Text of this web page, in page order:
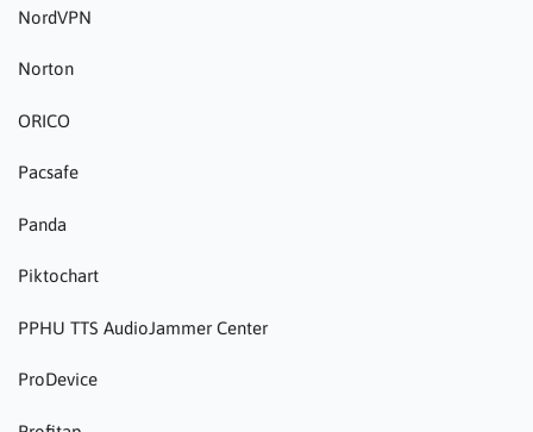
NordVPN
Norton
ORICO
Pacsafe
Panda
Piktochart
PPHU TTS AudioJammer Center
ProDevice